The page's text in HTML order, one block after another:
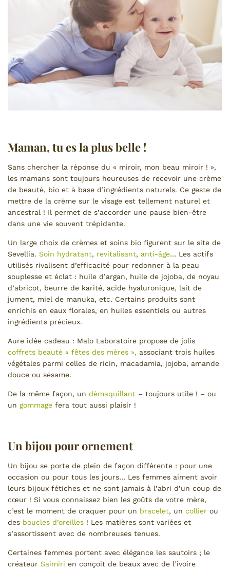
Maman, tu es la plus belle !
Sans chercher la réponse du « miroir, mon beau miroir ! »,
les mamans sont toujours heureuses de recevoir une crème
de beauté, bio et à base d’ingrédients naturels. Ce geste de
mettre de la crème sur le visage est tellement naturel et
ancestral ! Il permet de s’accorder une pause bien-être
dans une vie souvent trépidante.
Un large choix de crèmes et soins bio figurent sur le site de
Sevellia. Soin hydratant, revitalisant, anti-âge… Les actifs
utilisés rivalisent d’efficacité pour redonner à la peau
souplesse et éclat : huile d’argan, huile de jojoba, de noyau
d’abricot, beurre de karité, acide hyaluronique, lait de
jument, miel de manuka, etc. Certains produits sont
enrichis en eaux florales, en huiles essentiels ou autres
ingrédients précieux.
Aure idée cadeau : Malo Laboratoire propose de jolis
coffrets beauté « fêtes des mères », associant trois huiles
végétales parmi celles de ricin, macadamia, jojoba, amande
douce ou sésame.
De la même façon, un démaquillant – toujours utile ! – ou
un gommage fera tout aussi plaisir !
Un bijou pour ornement
Un bijou se porte de plein de façon différente : pour une
occasion ou pour tous les jours… Les femmes aiment avoir
leurs bijoux fétiches et ne sont jamais à l’abri d’un coup de
cœur ! Si vous connaissez bien les goûts de votre mère,
c’est le moment de craquer pour un bracelet, un collier ou
des boucles d’oreilles ! Les matières sont variées et
s’assortissent avec de nombreuses tenues.
Certaines femmes portent avec élégance les sautoirs ; le
créateur Saimiri en conçoit de beaux avec de l’ivoire